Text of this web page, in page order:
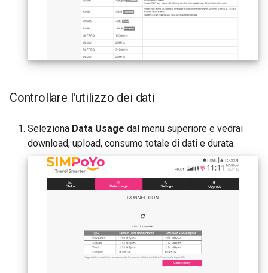
Controllare l'utilizzo dei dati
Seleziona Data Usage dal menu superiore e vedrai
download, upload, consumo totale di dati e durata.